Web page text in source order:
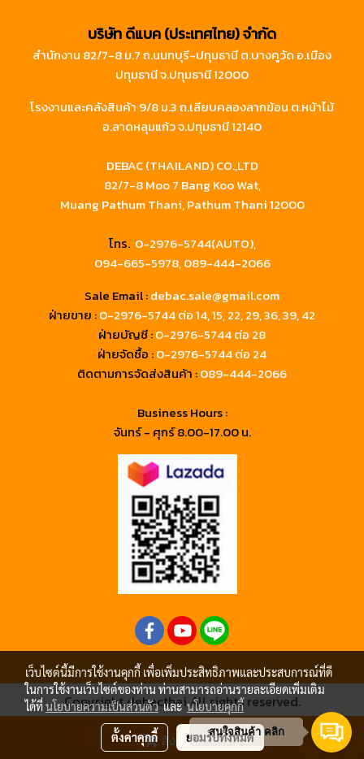
สั่งซื้อสินค้า
บริษัท ดีแบค (ประเทศไทย) จำกัด
สำนักงาน 82/7-8 ม.7 ถ.นนทบุรี-ปทุมธานี ต.บางคูวัด อ.เมือง
ปทุมธานี จ.ปทุมธานี 12000
โรงงานและคลังสินค้า 9/8 ม.3 ถ.เลียบคลองลากฆ้อน ต.หน้าไม้
อ.ลาดหลุมแก้ว จ.ปทุมธานี 12140
DEBAC (THAILAND) CO.,LTD
82/7-8 Moo 7 Bang Koo Wat,
Muang Pathum Thani, Pathum Thani 12000
โทร. 0-2976-5744(AUTO),
094-665-5978,089-444-2066
Sale Email :debac.sale@gmail.com
ฝ่ายขาย :0-2976-5744ต่อ 14, 15, 22, 29, 36, 39, 42
ฝ่ายบัญชี :0-2976-5744 ต่อ 28
ฝ่ายจัดซื้อ :0-2976-5744 ต่อ 24
ติดตามการจัดส่งสินค้า :089-444-2066
Business Hours :
จันทร์ - ศุกร์ 8.00-17.00 น.
Copyright debacthai All rights reserved.
ผู้เข้าชมวันนี้ 654
เว็บไซต์นี้มีการใช้งานคุกกี้ เพื่อเพิ่มประสิทธิภาพและประสบการณ์ที่ดี
ในการใช้งานเว็บไซต์ของท่าน ท่านสามารถอ่านรายละเอียดเพิ่มเติม
ได้ที่นโยบายความเป็นส่วนตัวและนโยบายคุกกี้
ตั้งค่าคุกกี้ ยอมรับทั้งหมด
สนใจสินค้า คลิก